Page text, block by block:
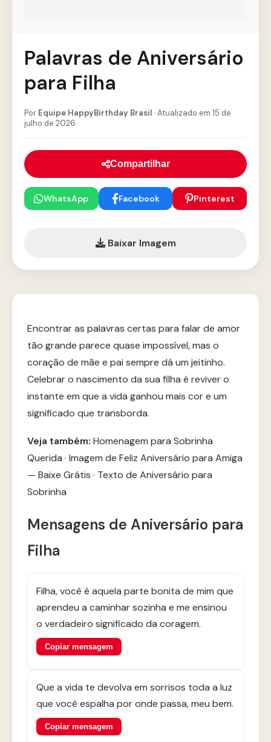
Palavras de Aniversário
para Filha
Por Equipe HappyBirthday Brasil · Atualizado em 15 de
julho de 2026
Compartilhar
WhatsApp Facebook Pinterest
Baixar Imagem
Encontrar as palavras certas para falar de amor
tão grande parece quase impossível, mas o
coração de mãe e pai sempre dá um jeitinho.
Celebrar o nascimento da sua filha é reviver o
instante em que a vida ganhou mais cor e um
significado que transborda.
Veja também: Homenagem para Sobrinha
Querida · Imagem de Feliz Aniversário para Amiga
— Baixe Grátis · Texto de Aniversário para
Sobrinha
Mensagens de Aniversário para
Filha
Filha, você é aquela parte bonita de mim que
aprendeu a caminhar sozinha e me ensinou
o verdadeiro significado da coragem.
Copiar mensagem
Que a vida te devolva em sorrisos toda a luz
que você espalha por onde passa, meu bem.
Copiar mensagem